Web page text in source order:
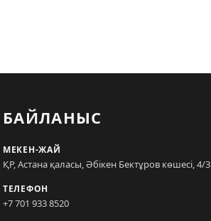
БАЙЛАНЫС
МЕКЕН-ЖАЙ
ҚР, Астана қаласы, Әбікен Бектұров көшесі, 4/3
ТЕЛЕФОН
+7 701 933 8520